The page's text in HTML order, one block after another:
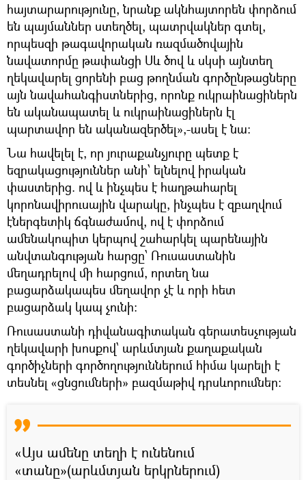
հայտարարությունը, նրանք ակնհայտորեն փորձում
են պայմաններ ստեղծել, պատրվակներ գտել,
որպեսզի թագավորական ռազմածովային
նավատորմը թափանցի Սև ծով և սկսի այնտեղ
ղեկավարել ցորենի բաց թողնման գործընթացները
այն նավահանգիստներից, որոնք ուկրաինացիներն
են ականապատել և ուկրաինացիներն էլ
պարտավոր են ականազերծել»,-ասել է նա։
Նա հավելել է, որ յուրաքանչյուրը պետք է
եզրակացություններ անի՝ ելնելով իրական
փաստերից. ով և ինչպես է հաղթահարել
կորոնավիրուսային վարակը, ինչպես է զբաղվում
էներգետիկ ճգնաժամով, ով է փորձում
ամենակոպիտ կերպով շահարկել պարենային
անվտանգության հարցը՝ Ռուսաստանին
մեղադրելով մի հարցում, որտեղ նա
բացարձակապես մեղավոր չէ և որի հետ
բացարձակ կապ չունի:
Ռուսաստանի դիվանագիտական գերատեսչության
ղեկավարի խոսքով՝ արևմտյան քաղաքական
գործիչների գործողություններում հիմա կարելի է
տեսնել «ցնցումների» բազմաթիվ դրսևորումներ:
«Այս ամենը տեղի է ունենում
«տանը»(արևմտյան երկրներում)